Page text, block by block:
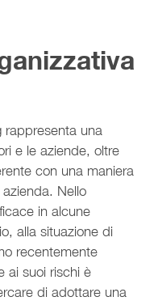
rappresenta una
e le aziende, oltre
con una maniera
Nello
in alcune
alla situazione di
recentemente
ai suoi rischi è
di adottare una